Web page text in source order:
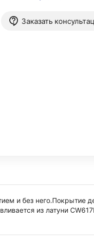
Заказать
и без него.Покрытие
из латуни